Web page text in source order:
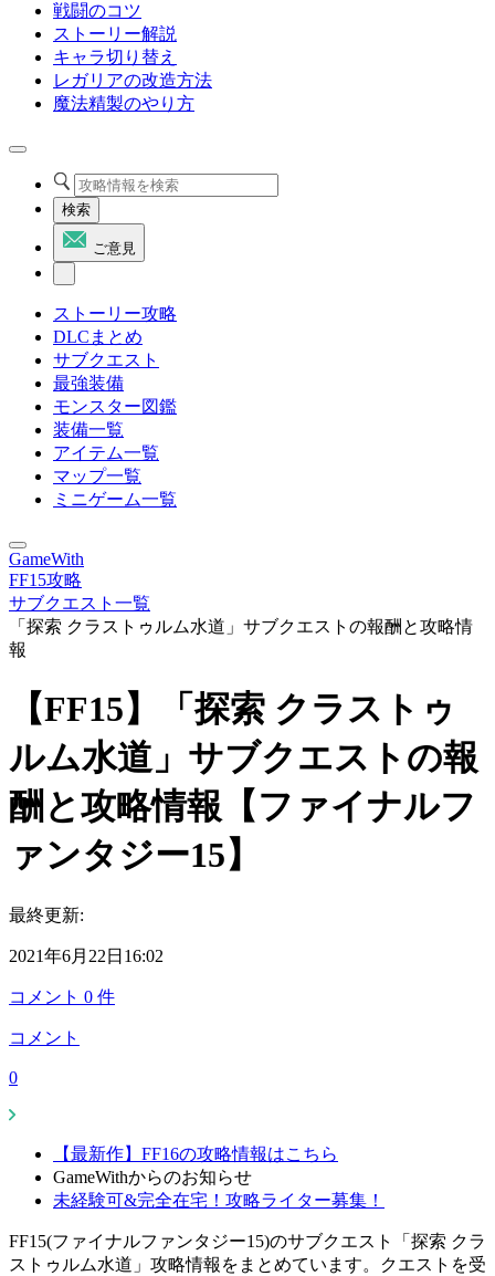
戦闘のコツ
ストーリー解説
キャラ切り替え
レガリアの改造方法
魔法精製のやり方
検索
ご意見
ストーリー攻略
DLCまとめ
サブクエスト
最強装備
モンスター図鑑
装備一覧
アイテム一覧
マップ一覧
ミニゲーム一覧
GameWith
FF15攻略
サブクエスト一覧
「探索 クラストゥルム水道」サブクエストの報酬と攻略情
報
【FF15】「探索 クラストゥ
ルム水道」サブクエストの報
酬と攻略情報【ファイナルフ
ァンタジー15】
最終更新:
2021年6月22日16:02
コメント 0 件
コメント
0
【最新作】FF16の攻略情報はこちら
GameWithからのお知らせ
未経験可&完全在宅！攻略ライター募集！
FF15(ファイナルファンタジー15)のサブクエスト「探索 クラ
ストゥルム水道」攻略情報をまとめています。クエストを受